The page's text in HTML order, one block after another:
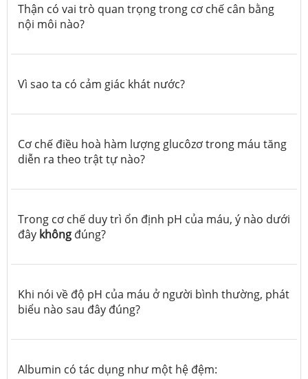
Thận có vai trò quan trọng trong cơ chế cân bằng
nội môi nào?
Vì sao ta có cảm giác khát nước?
Cơ chế điều hoà hàm lượng glucôzơ trong máu tăng
diễn ra theo trật tự nào?
Trong cơ chế duy trì ổn định pH của máu, ý nào dưới
đây không đúng?
Khi nói về độ pH của máu ở người bình thường, phát
biểu nào sau đây đúng?
Albumin có tác dụng như một hệ đệm: